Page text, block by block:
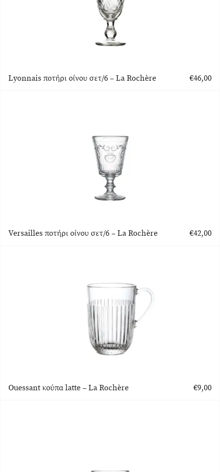
Lyonnais ποτήρι οίνου σετ/6 – La Rochère €46,00
Versailles ποτήρι οίνου σετ/6 – La Rochère €42,00
Ouessant κούπα latte – La Rochère €9,00